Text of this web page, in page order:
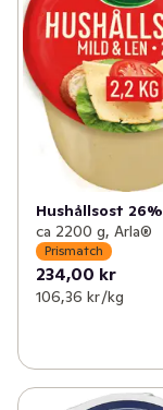
Hushållsost 26%
ca 2200 g, Arla®
Prismatch
234,00 kr
106,36 kr /kg